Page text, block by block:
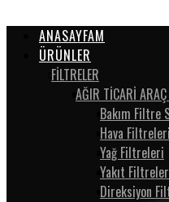
ANASAYFAM
ÜRÜNLER
FİLTRELER
AĞIR TİCARİ ARAÇ
Bakım Filtre
Hava Filtreleri
Yağ Filtreleri
Yakıt
Direksiyon